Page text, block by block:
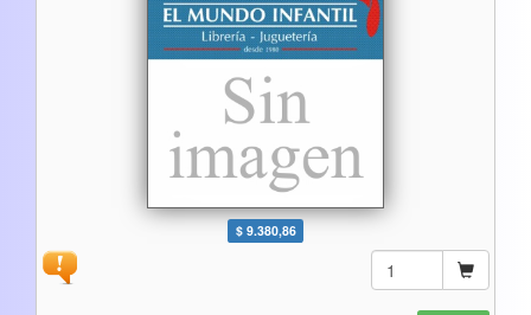
$ 9.380,86